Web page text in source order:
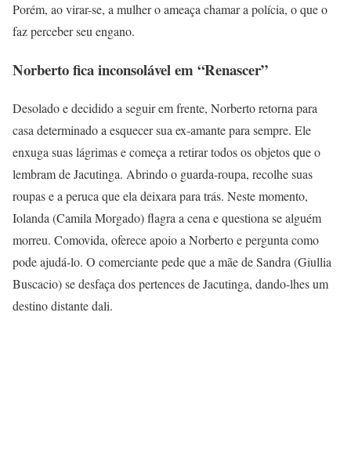
Porém, ao virar-se, a mulher o ameaça chamar a polícia, o que o
faz perceber seu engano.
Norberto fica inconsolável em “Renascer”
Desolado e decidido a seguir em frente, Norberto retorna para
casa determinado a esquecer sua ex-amante para sempre. Ele
enxuga suas lágrimas e começa a retirar todos os objetos que o
lembram de Jacutinga. Abrindo o guarda-roupa, recolhe suas
roupas e a peruca que ela deixara para trás. Neste momento,
Iolanda (Camila Morgado) flagra a cena e questiona se alguém
morreu. Comovida, oferece apoio a Norberto e pergunta como
pode ajudá-lo. O comerciante pede que a mãe de Sandra (Giullia
Buscacio) se desfaça dos pertences de Jacutinga, dando-lhes um
destino distante dali.